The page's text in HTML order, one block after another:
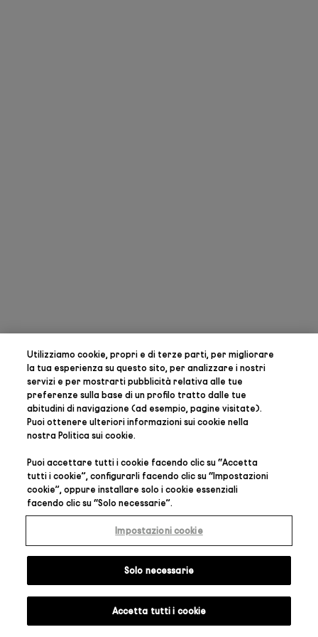
Utilizziamo cookie, propri e di terze parti, permigliorare
la tua esperienza su questo sito, per analizzare i nostri
servizi e per mostrarti pubblicità relativa alle tue
preferenze sulla base di un profilo tratto dalle tue
abitudini di navigazione (ad esempio, pagine visitate).
Puoi ottenere ulteriori informazioni sui cookie nella
nostraPolitica sui cookie.
Puoi accettare tutti i cookie facendo clic su “Accetta
tutti i cookie”, configurarli facendo clic su “Impostazioni
cookie”, oppure installare solo i cookie essenziali
facendo clic su “Solo necessarie”.
Impostazioni cookie
Solo necessarie
Accetta tutti i cookie